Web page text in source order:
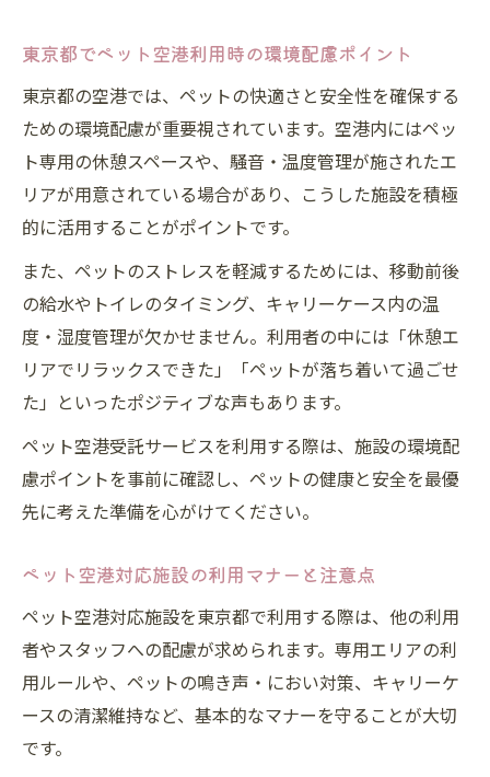
東京都でペット空港利用時の環境配慮ポイント
東京都の空港では、ペットの快適さと安全性を確保する
ための環境配慮が重要視されています。空港内にはペッ
ト専用の休憩スペースや、騒音・温度管理が施されたエ
リアが用意されている場合があり、こうした施設を積極
的に活用することがポイントです。
また、ペットのストレスを軽減するためには、移動前後
の給水やトイレのタイミング、キャリーケース内の温
度・湿度管理が欠かせません。利用者の中には「休憩エ
リアでリラックスできた」「ペットが落ち着いて過ごせ
た」といったポジティブな声もあります。
ペット空港受託サービスを利用する際は、施設の環境配
慮ポイントを事前に確認し、ペットの健康と安全を最優
先に考えた準備を心がけてください。
ペット空港対応施設の利用マナーと注意点
ペット空港対応施設を東京都で利用する際は、他の利用
者やスタッフへの配慮が求められます。専用エリアの利
用ルールや、ペットの鳴き声・におい対策、キャリーケ
ースの清潔維持など、基本的なマナーを守ることが大切
です。